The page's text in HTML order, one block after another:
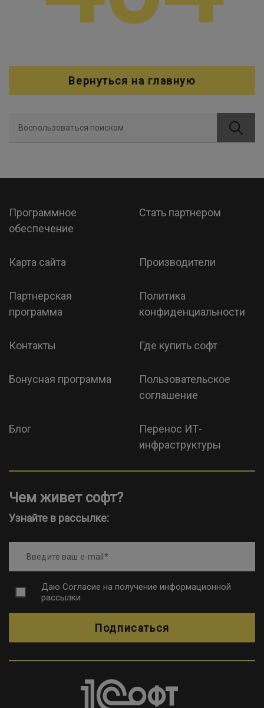
Вернуться на главную
Воспользоваться поиском
Программное
обеспечение
Стать партнером
Карта сайта Производители
Партнерская
программа
Политика
конфиденциальности
Контакты Где купить софт
Бонусная программа
Пользовательское
соглашение
Блог
Перенос ИТ-
инфраструктуры
Чем живет софт?
Узнайте в рассылке:
Введите ваш e-mail
Даю Согласие на получение информационной
рассылки
Подписаться